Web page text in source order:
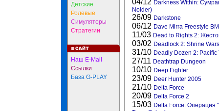
Детские
Ролевые
Симуляторы
Стратегии
Наш E-Mail
Ссылки
База G-PLAY
04/12 Darkness Within:
Nolder)
26/09 Darkstone
06/12 Dave Mirra Freestyle
11/03 Dead to Rights 2:
03/02 Deadlock 2: Shrine Wars
31/10 Deadly Dozen 2: Pacific
27/11 Deathtrap Dungeon
10/10 Deep Fighter
23/09 Deer Hunter 2005
21/10 Delta Force
20/09 Delta Force 2
15/03 Delta Force: Операция